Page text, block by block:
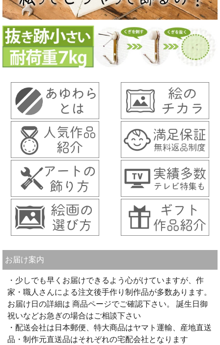
お届け案内
・少しでも早くお届けできるよう心がけていますが、作
家・職人さんによる注文後手作り制作品が多数あります。
お届け日の詳細は 商品ページでご確認下さい。 誕生日御
祝いなどお急ぎの場合はご相談下さい
・配送会社は日本郵便、特大商品はヤマト運輸、産地直送
品・制作元直送品はそれぞれの宅配会社となります